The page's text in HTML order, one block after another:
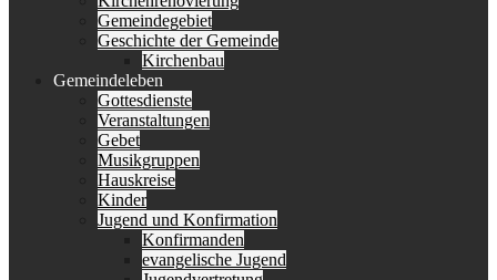
Gemeindegebiet
Geschichte der Gemeinde
Kirchenbau
Gemeindeleben
Gottesdienste
Veranstaltungen
Gebet
Musikgruppen
Hauskreise
Kinder
Jugend und Konfirmation
Konfirmanden
evangelische Jugend